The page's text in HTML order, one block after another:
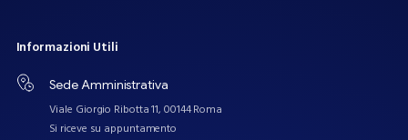
Informazioni Utili
Sede Amministrativa
Viale Giorgio Ribotta 11, 00144 Roma
Si riceve su appuntamento